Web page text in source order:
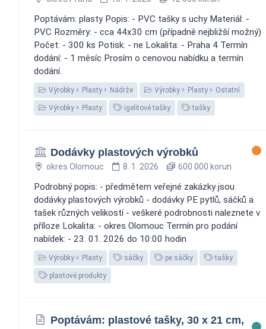
Poptávám: plasty Popis: - PVC tašky s uchy Materiál: -
PVC Rozměry: - cca 44x30 cm (případně nejbližší možný)
Počet: - 300 ks Potisk: - ne Lokalita: - Praha 4 Termín
dodání: - 1 měsíc Prosím o cenovou nabídku a termín
dodání.
Výrobky Plasty Nádrže Výrobky Plasty Ostatní
Výrobky Plasty igelitové tašky tašky
Dodávky plastových výrobků
okres Olomouc 8. 1. 2026 600 000 korun
Podrobný popis: - předmětem veřejné zakázky jsou
dodávky plastových výrobků - dodávky PE pytlů, sáčků a
tašek různých velikostí - veškeré podrobnosti naleznete v
příloze Lokalita: - okres Olomouc Termín pro podání
nabídek: - 23. 01. 2026 do 10:00 hodin
Výrobky Plasty sáčky pe sáčky tašky
plastové produkty
Poptávám: plastové tašky, 30 x 21 cm,